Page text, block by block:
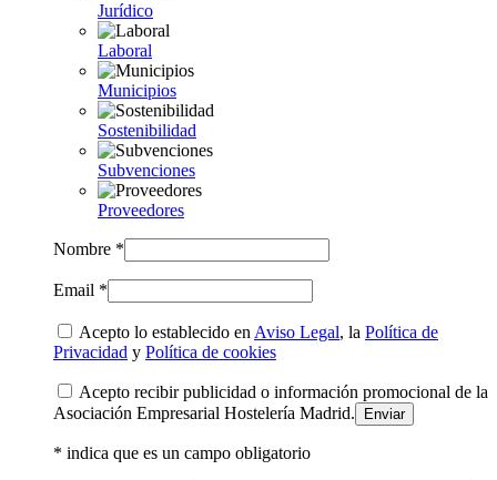
Jurídico
Laboral
Municipios
Sostenibilidad
Subvenciones
Proveedores
Nombre *
Email *
Acepto lo establecido en Aviso Legal, la Política de
Privacidad y Política de cookies
Acepto recibir publicidad o información promocional de la
Asociación Empresarial Hostelería Madrid.
* indica que es un campo obligatorio